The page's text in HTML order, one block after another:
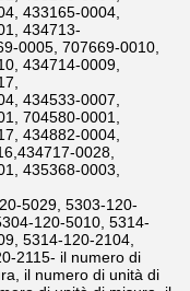
433165-0004,
434713-
0005, 707669-0010,
434714-0009,
434533-0007,
704580-0001,
434882-0004,
0028,
435368-0003,
5029, 5303-120-
120-5010, 5314-
5314-120-2104,
2115- il numero di
il numero di unità di